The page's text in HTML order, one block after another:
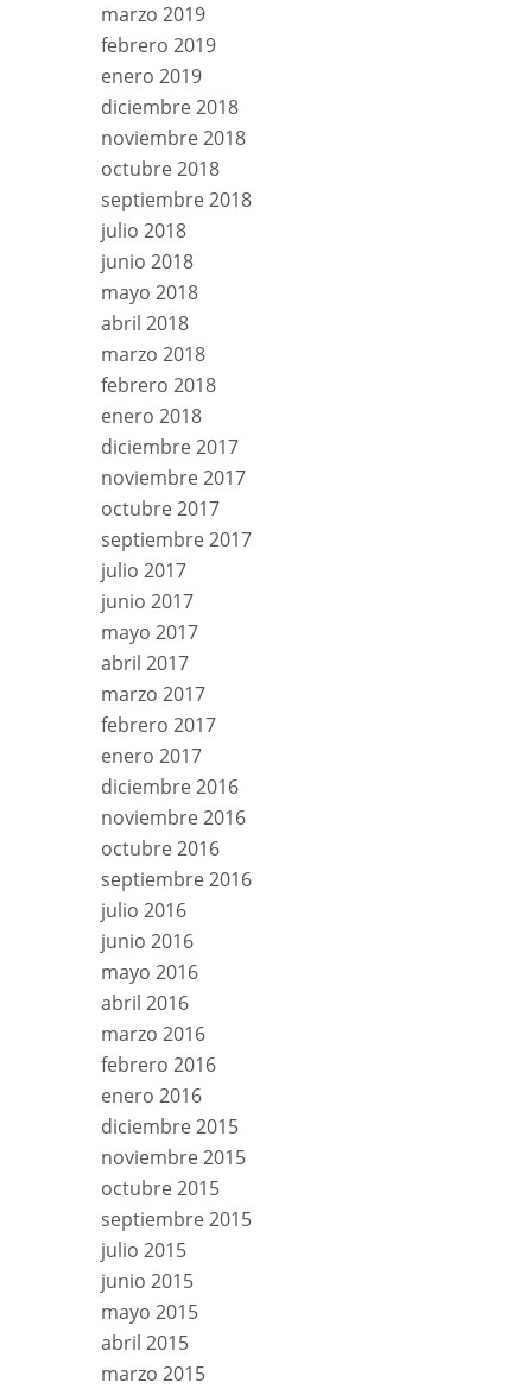
marzo 2019
febrero 2019
enero 2019
diciembre 2018
noviembre 2018
octubre 2018
septiembre 2018
julio 2018
junio 2018
mayo 2018
abril 2018
marzo 2018
febrero 2018
enero 2018
diciembre 2017
noviembre 2017
octubre 2017
septiembre 2017
julio 2017
junio 2017
mayo 2017
abril 2017
marzo 2017
febrero 2017
enero 2017
diciembre 2016
noviembre 2016
octubre 2016
septiembre 2016
julio 2016
junio 2016
mayo 2016
abril 2016
marzo 2016
febrero 2016
enero 2016
diciembre 2015
noviembre 2015
octubre 2015
septiembre 2015
julio 2015
junio 2015
mayo 2015
abril 2015
marzo 2015